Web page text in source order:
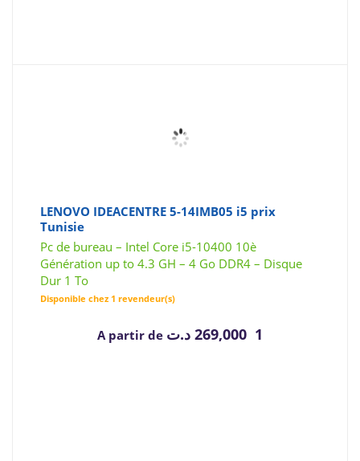
LENOVO IDEACENTRE 5-14IMB05 i5 prix
Tunisie
Pc de bureau – Intel Core i5-10400 10è
Génération up to 4.3 GH – 4 Go DDR4 – Disque
Dur 1 To
Disponible chez 1 revendeur(s)
A partir de 1 269,000 د.ت